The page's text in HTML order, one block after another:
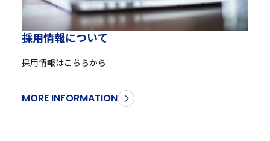
採用情報について
採用情報はこちらから
MORE INFORMATION